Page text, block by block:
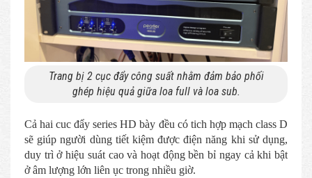
Trang bị 2 cục đẩy công suất nhằm đảm bảo phối
ghép hiệu quả giữa loa full và loa sub.
Cả hai cuc đẩy series HD bày đều có tich hợp mạch class D
sẽ giúp người dùng tiết kiệm được điện năng khi sử dụng,
duy trì ở hiệu suát cao và hoạt động bền bỉ ngay cả khi bật
ở âm lượng lớn liên ục trong nhiều giờ.